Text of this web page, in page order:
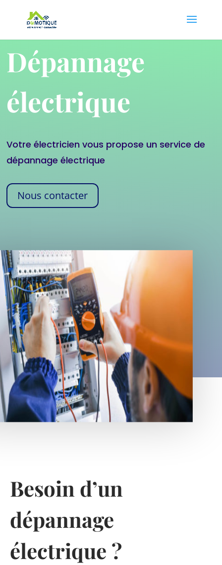
Dépannage
électrique
Votre électricien vous propose un service de
dépannage électrique
Nous contacter
Besoin d’un
dépannage
électrique ?